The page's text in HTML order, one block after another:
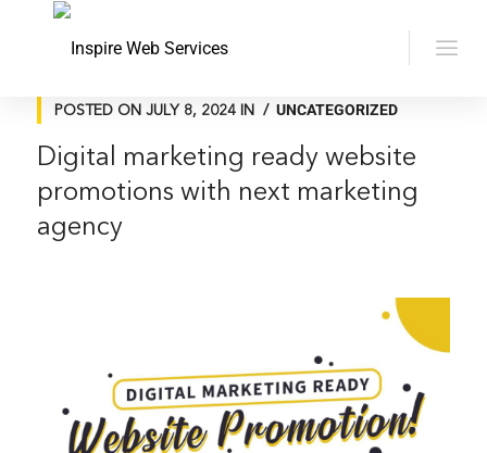
POSTED ON JULY 8, 2024IN UNCATEGORIZED
Digital marketing ready website
promotions with next marketing
agency